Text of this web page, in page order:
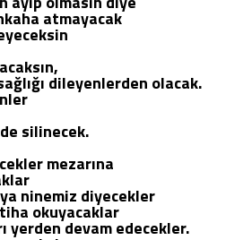
atmayacak
dileyenlerden olacak.
silinecek.
mezarına
ninemiz diyecekler
okuyacaklar
yerden devam edecekler.